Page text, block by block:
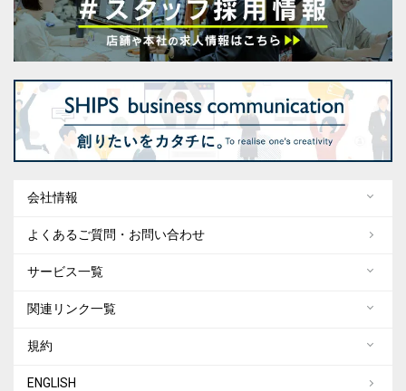
会社情報
よくあるご質問・お問い合わせ
サービス一覧
関連リンク一覧
規約
ENGLISH